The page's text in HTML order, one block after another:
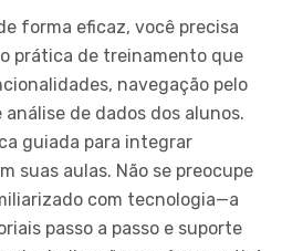
forma eficaz, você precisa
prática de treinamento que
navegação pelo
de dados dos alunos.
guiada para integrar
suas aulas. Não se preocupe
com tecnologia—a
passo a passo e suporte